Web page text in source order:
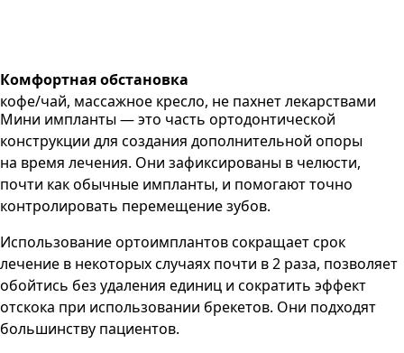
Комфортная обстановка
кофе/чай, массажное кресло, не пахнет лекарствами
Мини импланты — это часть ортодонтической
конструкции для создания дополнительной опоры
на время лечения. Они зафиксированы в челюсти,
почти как обычные импланты, и помогают точно
контролировать перемещение зубов.
Использование ортоимплантов сокращает срок
лечение в некоторых случаях почти в 2 раза, позволяет
обойтись без удаления единиц и сократить эффект
отскока при использовании брекетов. Они подходят
большинству пациентов.